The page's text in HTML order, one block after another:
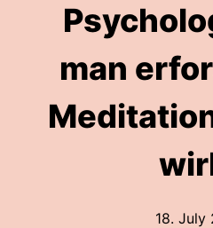
man
18. July